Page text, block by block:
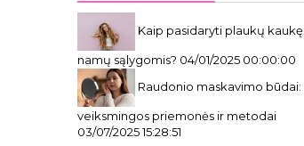
Kaip pasidaryti plaukų kaukę
namų sąlygomis? 04/01/2025 00:00:00
Raudonio maskavimo būdai:
veiksmingos priemonės ir metodai
03/07/2025 15:28:51